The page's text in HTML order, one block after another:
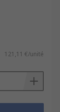
121,11 €/unité